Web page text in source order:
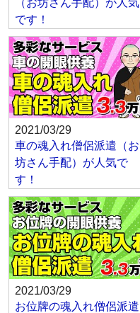
です！
2021/03/29
車の魂入れ僧侶派遣（お
坊さん手配）が人気で
す！
2021/03/29
お位牌の魂入れ僧侶派遣